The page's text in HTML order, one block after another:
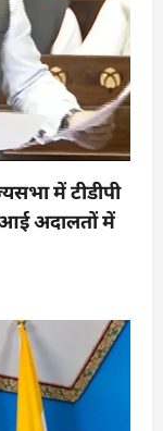
में टीडीपी
अदालतों में